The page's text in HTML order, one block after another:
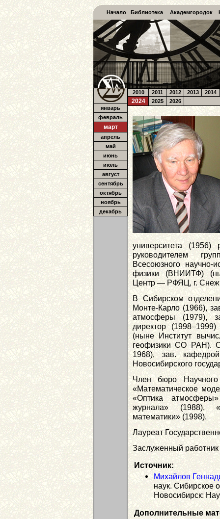
Начало Библиотека Академгородок
январь
февраль
март
апрель
май
июнь
июль
август
сентябрь
октябрь
ноябрь
декабрь
2010 2011 2012 2013 2014
2024 2025 2026
университета
руководителем
Всесоюзного научно-
физики (ВНИИТФ)
Центр — РФЯЦ, г.
В Сибирском
Монте-Карло (1966),
атмосферы (1979),
директор
(ныне Институт
геофизики СО РАН).
1968), зав.
Новосибирского
Член бюро
«Математическое
«Оптика
журнала» (1988),
математики» (1998).
Лауреат
Заслуженный
Источник:
Михайлов
наук. Сибирское
Новосибирск:
Дополнительные